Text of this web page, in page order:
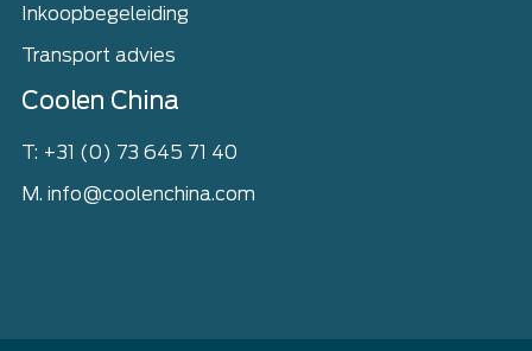
Inkoopbegeleiding
Transport advies
Coolen China
T: +31 (0) 73 645 71 40
M. info@coolenchina.com